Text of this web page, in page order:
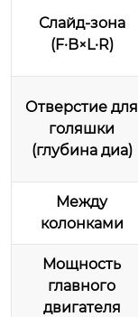
Слайд-зона
(F·B×L·R)
Отверстие для
голяшки
(глубина диа)
Между
колонками
Мощность
главного
двигателя